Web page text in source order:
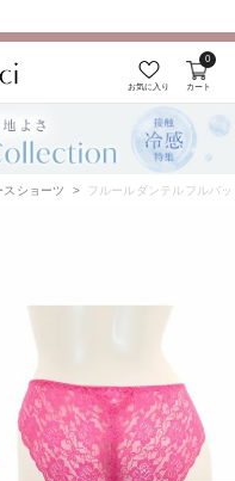
トプレゼント！
お気に入り カート
0
スショーツ フルールダンテルフルバ